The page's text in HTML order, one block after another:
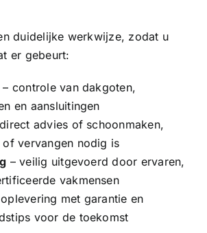
duidelijke werkwijze, zodat u
er gebeurt:
– controle van dakgoten,
en aansluitingen
advies of schoonmaken,
of vervangen nodig is
– veilig uitgevoerd door ervaren,
vakmensen
met garantie en
voor de toekomst